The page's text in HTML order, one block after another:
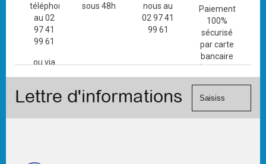
téléphone
au 02
97 41
99 61
ou via
de
sous 48h
nous au
02 97 41
99 61
Paiement
100%
sécurisé
par carte
bancaire
(Mastercard,
Visa, ...) et
Lettre d'informations